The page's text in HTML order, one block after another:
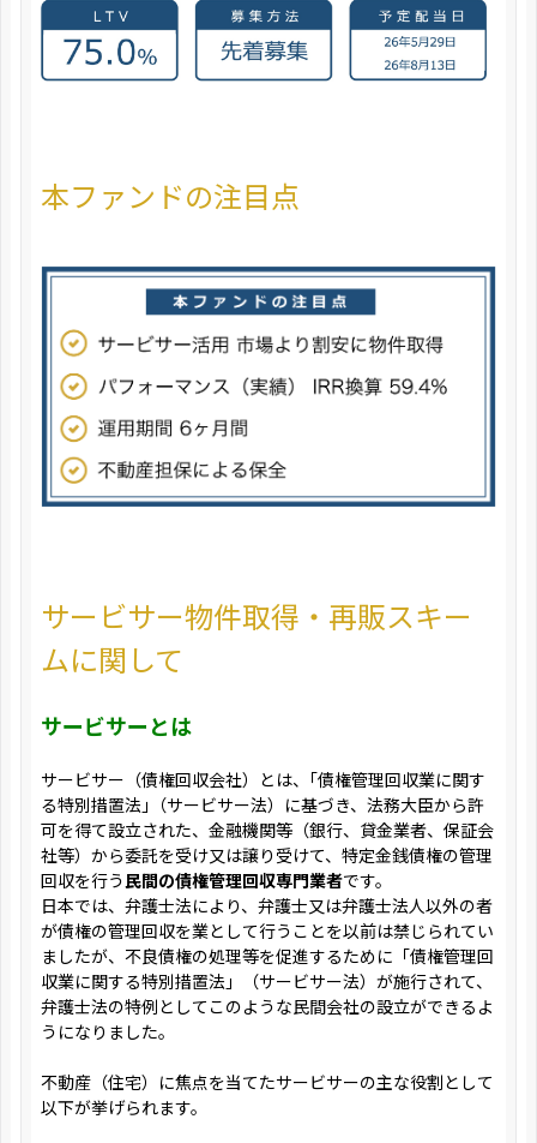
本ファンドの注目点
サービサー物件取得・再販スキー
ムに関して
サービサーとは
サービサー（債権回収会社）とは、｢債権管理回収業に関す
る特別措置法｣（サービサー法）に基づき、法務大臣から許
可を得て設立された、金融機関等（銀行、貸金業者、保証会
社等）から委託を受け又は譲り受けて、特定金銭債権の管理
回収を行う 民間の債権管理回収専門業者です。
日本では、弁護士法により、弁護士又は弁護士法人以外の者
が債権の管理回収を業として行うことを以前は禁じられてい
ましたが、不良債権の処理等を促進するために「債権管理回
収業に関する特別措置法」（サービサー法）が施行されて、
弁護士法の特例としてこのような民間会社の設立ができるよ
うになりました。
不動産（住宅）に焦点を当てたサービサーの主な役割として
以下が挙げられます。